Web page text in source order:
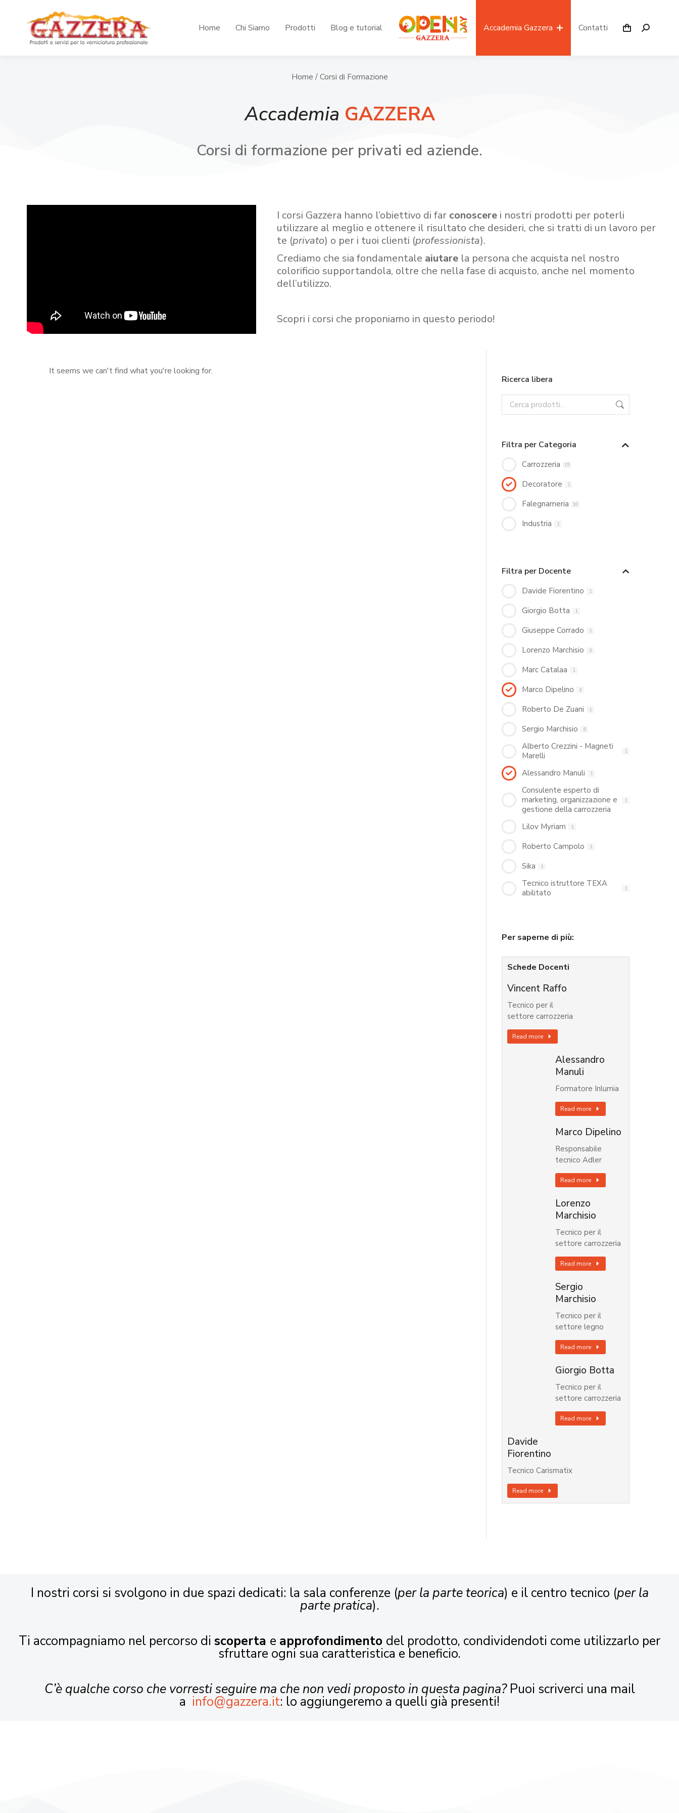
Home Chi Siamo Prodotti Blog e tutorial Accademia Gazzera Contatti
Home / Corsi di Formazione
Accademia GAZZERA
Corsi di formazione per privati ed aziende.
I corsi Gazzera hanno l’obiettivo di far conoscerei nostri prodotti per poterli
utilizzare al meglio e ottenere il risultato che desideri, che si tratti di un lavoro per
te (privato) o per i tuoi clienti (professionista).
Crediamo che sia fondamentale aiutare la persona che acquista nel nostro
colorificio supportandola, oltre che nella fase di acquisto, anche nel momento
dell’utilizzo.
Scopri i corsi che proponiamo in questo periodo!
It seems we can't find what you're looking for.
Ricerca libera
Filtra per Categoria
Carrozzeria 15
Decoratore 1
Falegnameria 10
Industria 1
Filtra per Docente
Davide Fiorentino 1
Giorgio Botta 1
Giuseppe Corrado 1
Lorenzo Marchisio 3
Marc Catalaa 1
Marco Dipelino 3
Roberto De Zuani 1
Sergio Marchisio 6
Alberto Crezzini - Magneti
Marelli
1
Alessandro Manuli 1
Consulente esperto di
marketing, organizzazione e
gestione della carrozzeria
1
Lilov Myriam 1
Roberto Campolo 1
Sika 1
Tecnico istruttore TEXA
abilitato
1
Per saperne di più:
Schede Docenti
Vincent Raffo
Tecnico per il
settore carrozzeria
Read more
Alessandro
Manuli
Formatore Inlumia
Read more
Marco Dipelino
Responsabile
tecnico Adler
Read more
Lorenzo
Marchisio
Tecnico per il
settore carrozzeria
Read more
Sergio
Marchisio
Tecnico per il
settore legno
Read more
Giorgio Botta
Tecnico per il
settore carrozzeria
Read more
Davide
Fiorentino
Tecnico Carismatix
Read more
I nostri corsi si svolgono in due spazi dedicati: la sala conferenze (per la parte teorica) e il centro tecnico (per la
parte pratica).
Ti accompagniamo nel percorso di scoperta e approfondimento del prodotto, condividendoti come utilizzarlo per
sfruttare ogni sua caratteristica e beneficio.
C’è qualche corso che vorresti seguire ma che non vedi proposto in questa pagina?Puoi scriverci una mail
a info@gazzera.it: lo aggiungeremo a quelli già presenti!